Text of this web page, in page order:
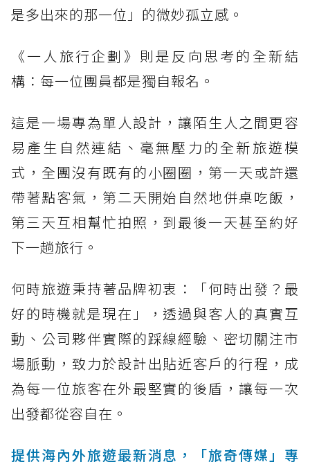
是多出來的那一位」的微妙孤立感。
《一人旅行企劃》則是反向思考的全新結
構：每一位團員都是獨自報名。
這是一場專為單人設計，讓陌生人之間更容
易產生自然連結、毫無壓力的全新旅遊模
式，全團沒有既有的小圈圈，第一天或許還
帶著點客氣，第二天開始自然地併桌吃飯，
第三天互相幫忙拍照，到最後一天甚至約好
下一趟旅行。
何時旅遊秉持著品牌初衷：「何時出發？最
好的時機就是現在」，透過與客人的真實互
動、公司夥伴實際的踩線經驗、密切關注市
場脈動，致力於設計出貼近客戶的行程，成
為每一位旅客在外最堅實的後盾，讓每一次
出發都從容自在。
提供海內外旅遊最新消息，「旅奇傳媒」專